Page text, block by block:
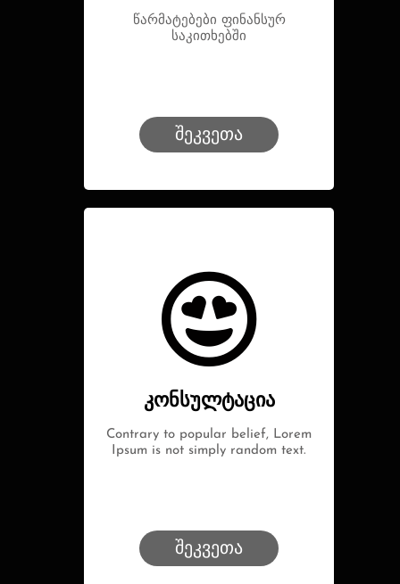
წარმატებები ფინანსურ
საკითხებში
შეკვეთა
კონსულტაცია
Contrary to popular belief, Lorem
Ipsum is not simply random text.
შეკვეთა